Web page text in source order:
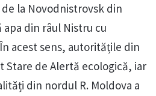
la Novodnistrovsk din
din râul Nistru cu
acest sens, autoritățile din
Stare de Alertă ecologică, iar
din nordul R. Moldova a